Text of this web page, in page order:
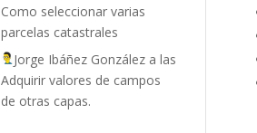
Como seleccionar varias
parcelas catastrales
Jorge Ibáñez González a las
Adquirir valores de campos
de otras capas.